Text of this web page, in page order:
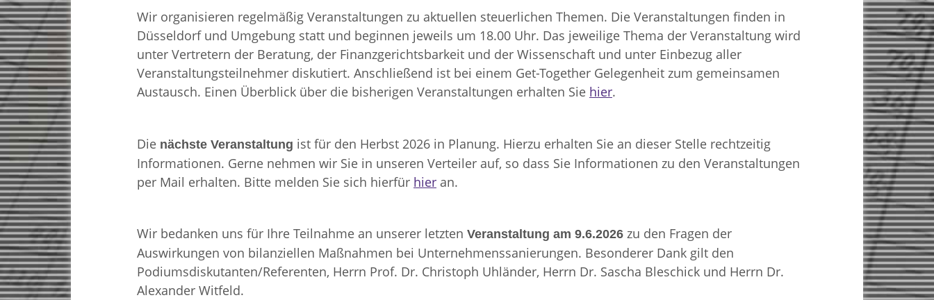
Wir organisieren regelmäßig Veranstaltungen zu aktuellen steuerlichen Themen. Die Veranstaltungen finden in
Düsseldorf und Umgebung statt und beginnen jeweils um 18.00 Uhr. Das jeweilige Thema der Veranstaltung wird
unter Vertretern der Beratung, der Finanzgerichtsbarkeit und der Wissenschaft und unter Einbezug aller
Veranstaltungsteilnehmer diskutiert. Anschließend ist bei einem Get-Together Gelegenheit zum gemeinsamen
Austausch. Einen Überblick über die bisherigen Veranstaltungen erhalten Sie hier.
Die nächste Veranstaltung ist für den Herbst 2026 in Planung. Hierzu erhalten Sie an dieser Stelle rechtzeitig
Informationen. Gerne nehmen wir Sie in unseren Verteiler auf, so dass Sie Informationen zu den Veranstaltungen
per Mail erhalten. Bitte melden Sie sich hierfür hier an.
Wir bedanken uns für Ihre Teilnahme an unserer letzten Veranstaltung am 9.6.2026 zu den Fragen der
Auswirkungen von bilanziellen Maßnahmen bei Unternehmenssanierungen. Besonderer Dank gilt den
Podiumsdiskutanten/Referenten, Herrn Prof. Dr. Christoph Uhländer, Herrn Dr. Sascha Bleschick und Herrn Dr.
Alexander Witfeld.